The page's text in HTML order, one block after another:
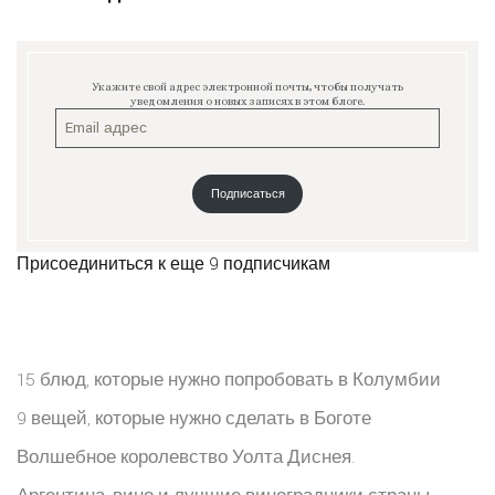
Укажите свой адрес электронной почты, чтобы получать
уведомления о новых записях в этом блоге.
Подписаться
Присоединиться к еще 9 подписчикам
15 блюд, которые нужно попробовать в Колумбии
9 вещей, которые нужно сделать в Боготе
Волшебное королевство Уолта Диснея.